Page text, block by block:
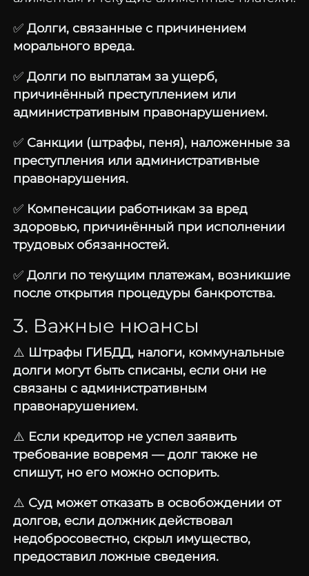
✅ Долги, связанные с причинением
морального вреда.
✅ Долги по выплатам за ущерб,
причинённый преступлением или
административным правонарушением.
✅ Санкции (штрафы, пеня), наложенные за
преступления или административные
правонарушения.
✅ Компенсации работникам за вред
здоровью, причинённый при исполнении
трудовых обязанностей.
✅ Долги по текущим платежам, возникшие
после открытия процедуры банкротства.
3. Важные нюансы
⚠️ Штрафы ГИБДД, налоги, коммунальные
долги могут быть списаны, если они не
связаны с административным
правонарушением.
⚠️ Если кредитор не успел заявить
требование вовремя — долг также не
спишут, но его можно оспорить.
⚠️ Суд может отказать в освобождении от
долгов, если должник действовал
недобросовестно, скрыл имущество,
предоставил ложные сведения.